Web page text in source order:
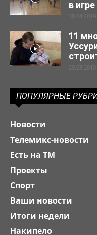
в
30.04.2019
11
29.03.2019
ПОПУЛЯРНЫЕ
Новости
Телемикс-новости
Есть на ТМ
Проекты
Спорт
Ваши новости
Итоги недели
Накипело